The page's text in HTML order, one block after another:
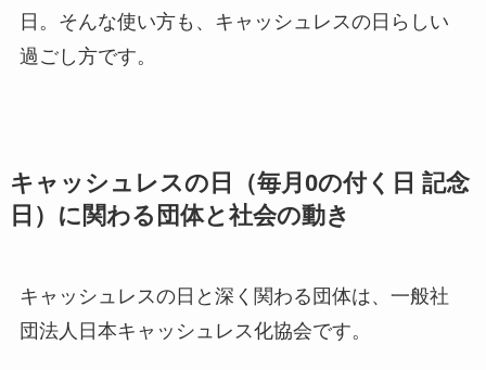
日。そんな使い方も、キャッシュレスの日らしい
過ごし方です。
キャッシュレスの日（毎月0の付く日 記念
日）に関わる団体と社会の動き
キャッシュレスの日と深く関わる団体は、一般社
団法人日本キャッシュレス化協会です。